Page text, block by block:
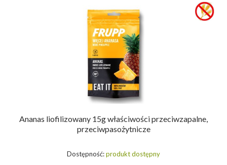
Ananas liofilizowany 15g właściwości przeciwzapalne,
przeciwpasożytnicze
Dostępność:produkt dostępny